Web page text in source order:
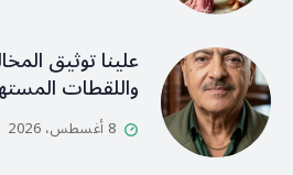
علينا توثيق
واللقطات
8 أغسطس، 2026